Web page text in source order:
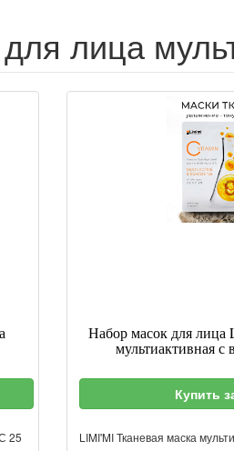
лица
25
Набор масок для лица
мультиактивная
Купить
LIMI'MI Тканевая маска